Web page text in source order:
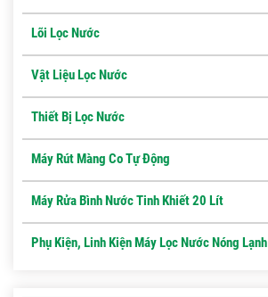
Lõi Lọc Nước
Vật Liệu Lọc Nước
Thiết Bị Lọc Nước
Máy Rút Màng Co Tự Động
Máy Rửa Bình Nước Tinh Khiết 20 Lít
Phụ Kiện, Linh Kiện Máy Lọc Nước Nóng Lạnh